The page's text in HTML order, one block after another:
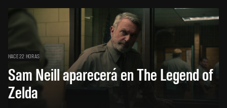
HACE 22 HORAS
Sam Neill aparecerá en The Legend of
Zelda